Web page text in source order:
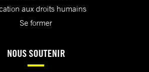
aux droits humains
Se former
NOUS SOUTENIR